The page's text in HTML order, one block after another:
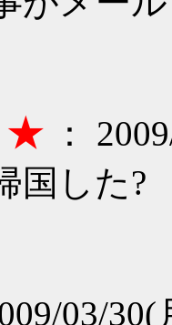
★：
国した?
03/